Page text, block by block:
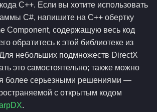
C++. Если вы хотите использовать
C#, напишите на C++ обертку
Component, содержащую весь код
обратитесь к этой библиотеке из
небольших подмножеств DirectX
это самостоятельно; также можно
более серьезными решениями —
с открытым кодом
.